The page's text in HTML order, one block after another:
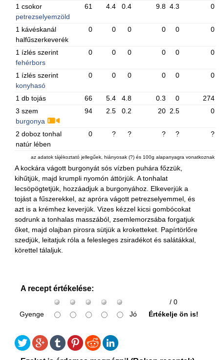
1 csokor
petrezselyemzöld
61 4.4 0.4 9.8 4.3 0
1 kávéskanál
halfűszerkeverék
0 0 0 0 0 0
1 ízlés szerint
fehérbors
0 0 0 0 0 0
1 ízlés szerint
konyhasó
0 0 0 0 0 0
1 db tojás 66 5.4 4.8 0.3 0
274
3 szem
burgonya
94 2.5 0.2 20 2.5 0
2 doboz tonhal
natúr lében
0 ? ? ? ? ?
az adatok tájékoztató jellegűek, hiányosak (?) és 100g alapanyagra vonatkoznak
A kockára vágott burgonyát sós vízben puhára főzzük,
kihűtjük, majd krumpli nyomón áttörjük. A tonhalat
lecsöpögtetjük, hozzáadjuk a burgonyához. Elkeverjük a
tojást a fűszerekkel, az apróra vágott petrezselyemmel, és
azt is a krémhez keverjük. Vizes kézzel kicsi gombócokat
sodrunk a tonhalas masszából, zsemlemorzsába forgatjuk
őket, majd olajban pirosra sütjük a kroketteket. Papírtörlőre
szedjük, leitatjuk róla a felesleges zsiradékot és salátákkal,
körettel tálaljuk.
A recept értékelése:
/ 0
Gyenge
Jó Értékelje ön is!